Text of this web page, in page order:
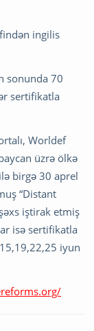
ingilis
sonunda 70
sertifikatla
Worldef
üzrə ölkə
birgə 30 aprel
“Distant
iştirak etmiş
isə sertifikatla
iyun